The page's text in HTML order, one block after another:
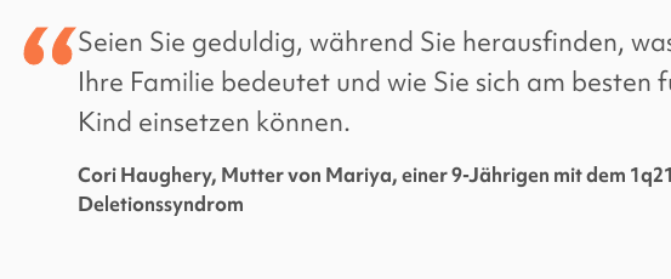
Seien Sie geduldig, während Sie herausfinden,
Ihre Familie bedeutet und wie Sie sich am besten
Kind einsetzen können.
Cori Haughery, Mutter von Mariya, einer 9-Jährigen mit dem
Deletionssyndrom